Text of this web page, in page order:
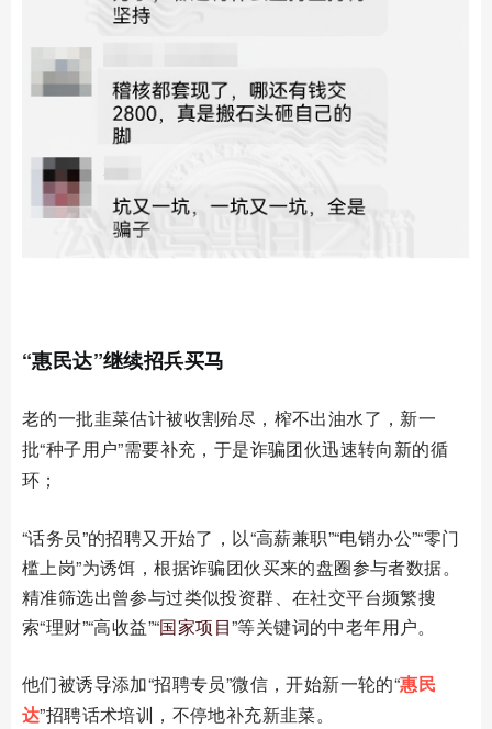
“惠民达”继续招兵买马
老的一批韭菜估计被收割殆尽，榨不出油水了，新一
批“种子用户”需要补充，于是诈骗团伙迅速转向新的循
环；
“话务员”的招聘又开始了，以“高薪兼职”“电销办公”“零门
槛上岗”为诱饵，根据诈骗团伙买来的盘圈参与者数据。
精准筛选出曾参与过类似投资群、在社交平台频繁搜
索“理财”“高收益”“国家项目”等关键词的中老年用户。
他们被诱导添加“招聘专员”微信，开始新一轮的“惠民
达”招聘话术培训，不停地补充新韭菜。